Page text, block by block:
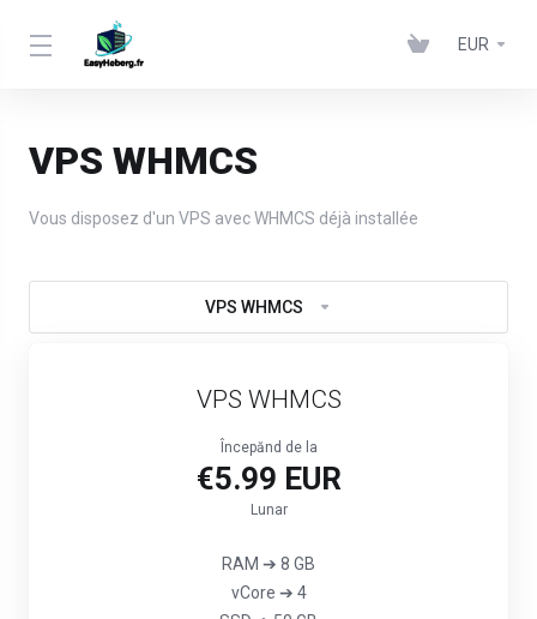
EUR
VPS WHMCS
Vous disposez d'un VPS avec WHMCS déjà installée
VPS WHMCS
VPS WHMCS
Începănd de la
€5.99 EUR
Lunar
RAM ➔ 8 GB
vCore ➔ 4